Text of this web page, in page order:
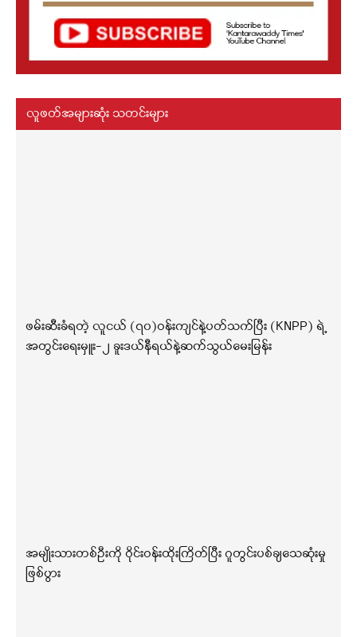
လူဖတ်အများဆုံး သတင်းများ
ဖမ်းဆီးခံရတဲ့ လူငယ် (၇၀)ဝန်းကျင်နဲ့ပတ်သက်ပြီး (KNPP) ရဲ့
အတွင်းရေးမှူး-၂ ခူးဒယ်နီရယ်နဲ့ဆက်သွယ်မေးမြန်း
အမျိုးသားတစ်ဦးကို ဝိုင်းဝန်းထိုးကြိတ်ပြီး ဂူတွင်းပစ်ချသေဆုံးမှု
ဖြစ်ပွား